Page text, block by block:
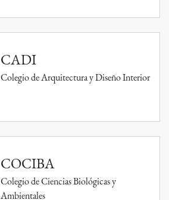
CADI
Colegio de Arquitectura y Diseño Interior
COCIBA
Colegio de Ciencias Biológicas y
Ambientales